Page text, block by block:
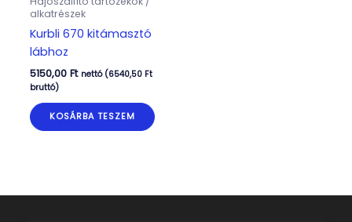
alkatrészek
Kurbli 670 kitámasztó
lábhoz
5150,00 Ft nettó (6540,50 Ft
bruttó)
KOSÁRBA TESZEM